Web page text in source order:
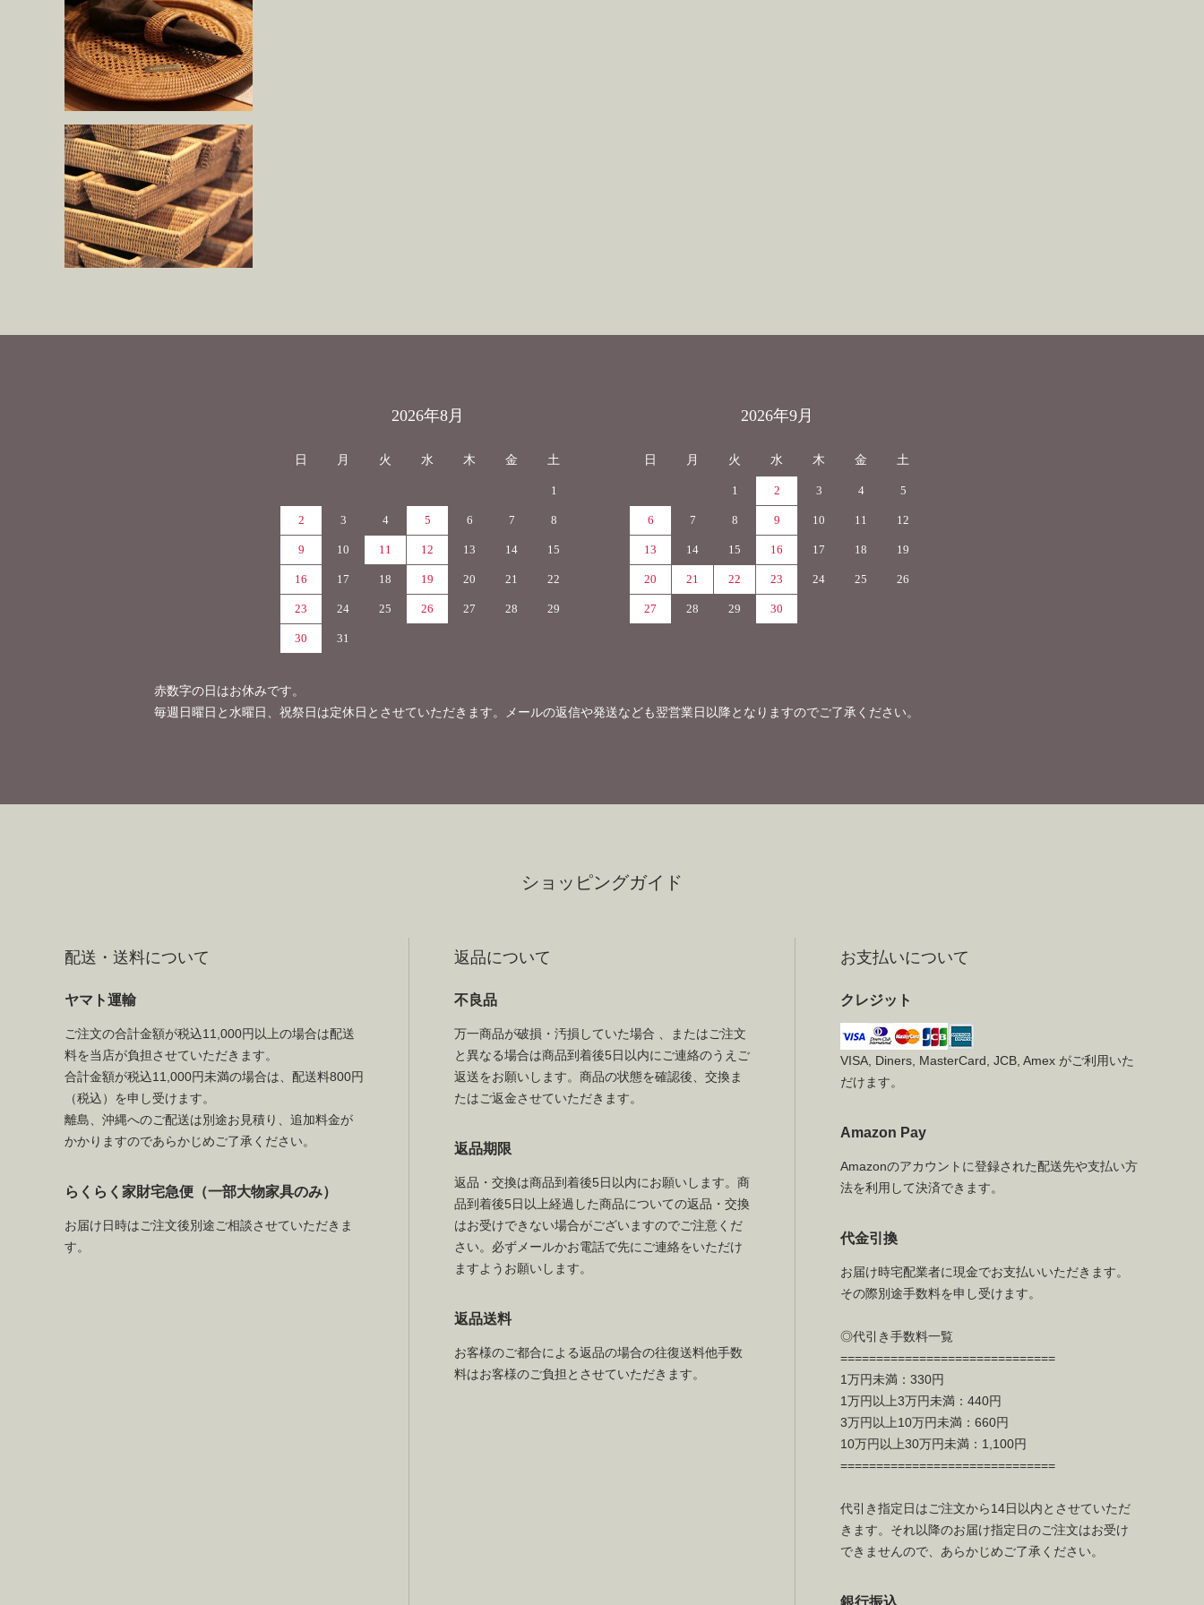
2026年8月
日 月 火 水 木 金 土
1
2 3 4 5 6 7 8
9 10 11 12 13 14 15
16 17 18 19 20 21 22
23 24 25 26 27 28 29
30 31
2026年9月
日 月 火 水 木 金 土
1 2 3 4 5
6 7 8 9 10 11 12
13 14 15 16 17 18 19
20 21 22 23 24 25 26
27 28 29 30
赤数字の日はお休みです。
毎週日曜日と水曜日、祝祭日は定休日とさせていただきます。メールの返信や発送なども翌営業日以降となりますのでご了承ください。
ショッピングガイド
配送・送料について
ヤマト運輸
ご注文の合計金額が税込11,000円以上の場合は配送
料を当店が負担させていただきます。
合計金額が税込11,000円未満の場合は、配送料800円
（税込）を申し受けます。
離島、沖縄へのご配送は別途お見積り、追加料金が
かかりますのであらかじめご了承ください。
らくらく家財宅急便（一部大物家具のみ）
お届け日時はご注文後別途ご相談させていただきま
す。
返品について
不良品
万一商品が破損・汚損していた場合 、またはご注文
と異なる場合は商品到着後5日以内にご連絡のうえご
返送をお願いします。商品の状態を確認後、交換ま
たはご返金させていただきます。
返品期限
返品・交換は商品到着後5日以内にお願いします。商
品到着後5日以上経過した商品についての返品・交換
はお受けできない場合がございますのでご注意くだ
さい。必ずメールかお電話で先にご連絡をいただけ
ますようお願いします。
返品送料
お客様のご都合による返品の場合の往復送料他手数
料はお客様のご負担とさせていただきます。
お支払いについて
クレジット
VISA, Diners, MasterCard, JCB, Amex がご利用いた
だけます。
Amazon Pay
Amazonのアカウントに登録された配送先や支払い方
法を利用して決済できます。
代金引換
お届け時宅配業者に現金でお支払いいただきます。
その際別途手数料を申し受けます。
◎代引き手数料一覧
==============================
1万円未満：330円
1万円以上3万円未満：440円
3万円以上10万円未満：660円
10万円以上30万円未満：1,100円
==============================
代引き指定日はご注文から14日以内とさせていただ
きます。それ以降のお届け指定日のご注文はお受け
できませんので、あらかじめご了承ください。
銀行振込